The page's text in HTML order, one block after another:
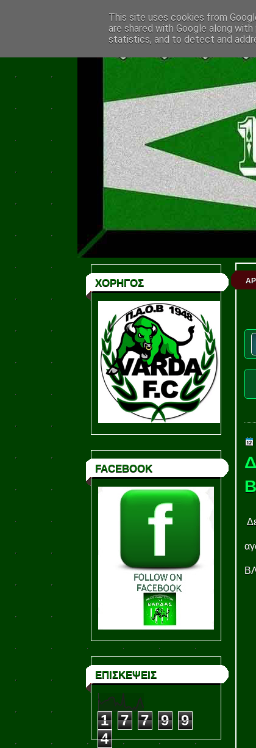
ΧΟΡΗΓΟΣ
FACEBOOK
ΕΠΙΣΚΕΨΕΙΣ
1 7 7 9
9
4
This site uses cookies from
are shared with Google along
statistics, and to detect and